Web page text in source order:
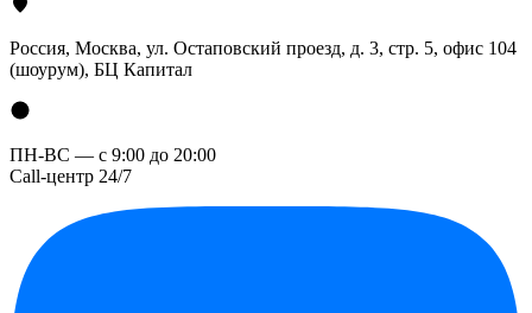
Россия, Москва, ул. Остаповский проезд, д. 3, стр. 5, офис 104
(шоурум), БЦ Капитал
ПН-ВС — с 9:00 до 20:00
Call-центр 24/7